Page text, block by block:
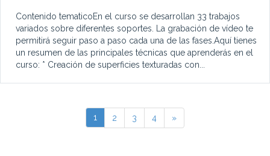
Contenido tematicoEn el curso se desarrollan 33 trabajos
variados sobre diferentes soportes. La grabación de vídeo te
permitirá seguir paso a paso cada una de las fases.Aquí tienes
un resumen de las principales técnicas que aprenderás en el
curso: * Creación de superficies texturadas con...
1 2 3 4 »